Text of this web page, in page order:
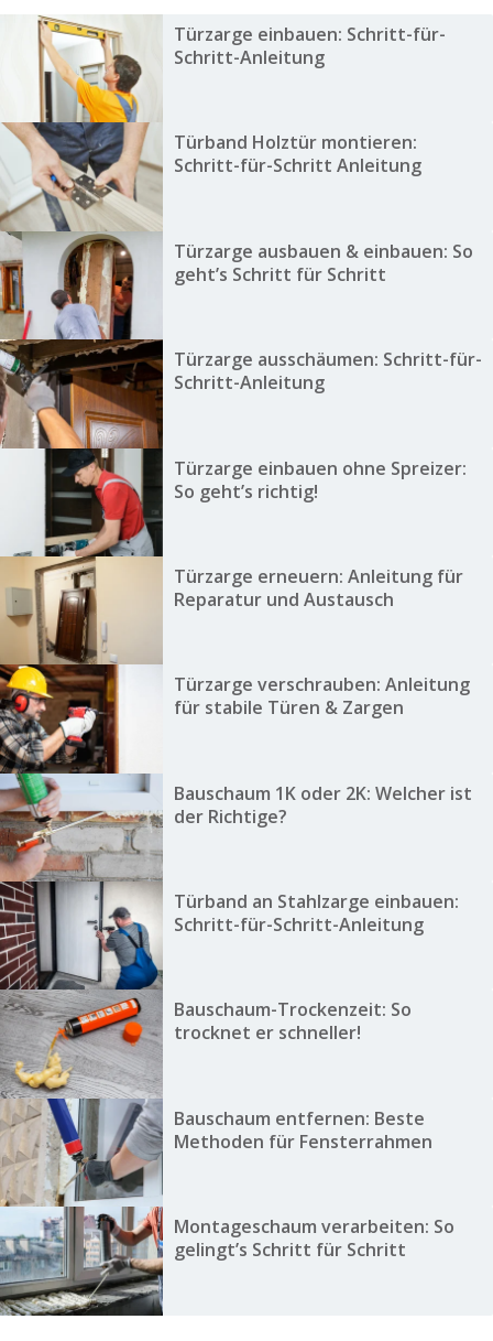
Türzarge einbauen: Schritt-für-
Schritt-Anleitung
Türband Holztür montieren:
Schritt-für-Schritt Anleitung
Türzarge ausbauen & einbauen: So
geht’s Schritt für Schritt
Türzarge ausschäumen: Schritt-für-
Schritt-Anleitung
Türzarge einbauen ohne Spreizer:
So geht’s richtig!
Türzarge erneuern: Anleitung für
Reparatur und Austausch
Türzarge verschrauben: Anleitung
für stabile Türen & Zargen
Bauschaum 1K oder 2K: Welcher ist
der Richtige?
Türband an Stahlzarge einbauen:
Schritt-für-Schritt-Anleitung
Bauschaum-Trockenzeit: So
trocknet er schneller!
Bauschaum entfernen: Beste
Methoden für Fensterrahmen
Montageschaum verarbeiten: So
gelingt’s Schritt für Schritt